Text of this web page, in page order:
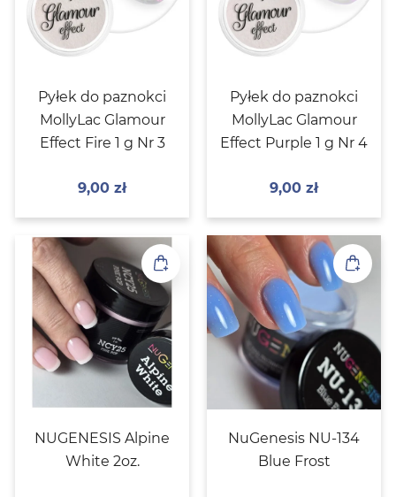
Pyłek do paznokci
MollyLac Glamour
Effect Fire 1 g Nr 3
9,00 zł
Pyłek do paznokci
MollyLac Glamour
Effect Purple 1 g Nr 4
9,00 zł
NUGENESIS Alpine
White 2oz.
NuGenesis NU-134
Blue Frost